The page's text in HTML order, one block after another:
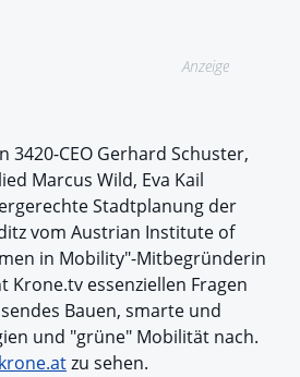
Anzeige
3420-CEO Gerhard Schuster,
Marcus Wild, Eva Kail
Stadtplanung der
vom Austrian Institute of
in Mobility"-Mitbegründerin
Krone.tv essenziellen Fragen
Bauen, smarte und
und "grüne" Mobilität nach.
krone.atzu sehen.